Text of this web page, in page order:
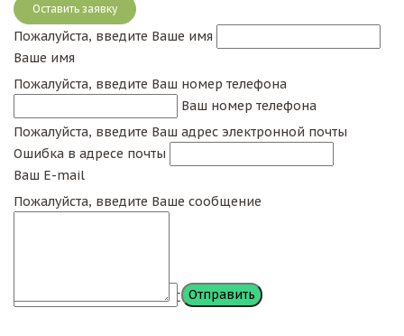
Оставить заявку
Пожалуйста, введите Ваше имя
Ваше имя
Пожалуйста, введите Ваш номер телефона
Ваш номер телефона
Пожалуйста, введите Ваш адрес электронной почты
Ошибка в адресе почты
Ваш E-mail
Пожалуйста, введите Ваше сообщение
Сообщение